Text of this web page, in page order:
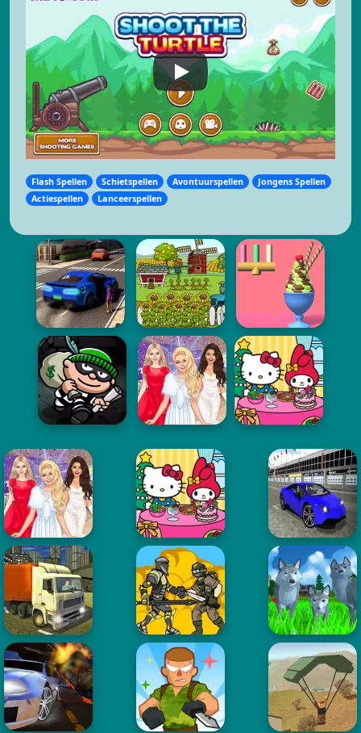
Flash Spellen Schietspellen Avontuurspellen
Jongens Spellen
Actiespellen
Lanceerspellen